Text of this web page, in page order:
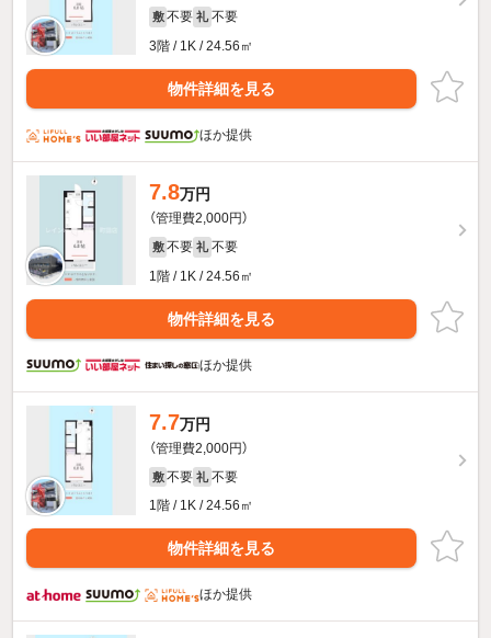
敷 不要 礼 不要
3階 / 1K / 24.56㎡
物件詳細を見る
ほか提供
7.8万円
（管理費2,000円）
敷 不要 礼 不要
1階 / 1K / 24.56㎡
物件詳細を見る
ほか提供
7.7万円
（管理費2,000円）
敷 不要 礼 不要
1階 / 1K / 24.56㎡
物件詳細を見る
ほか提供